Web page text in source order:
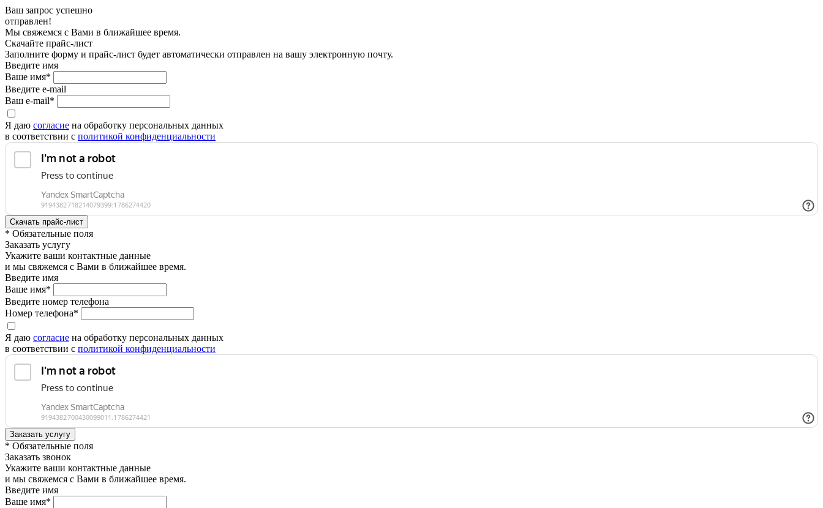
Ваш запрос успешно
отправлен!
Мы свяжемся с Вами в ближайшее время.
Скачайте прайс-лист
Заполните форму и прайс-лист будет автоматически отправлен на вашу электронную почту.
Введите имя
Ваше имя*
Введите e-mail
Ваш e-mail*
Я даю согласие на обработку персональных данных
в соответствии с политикой конфиденциальности
* Обязательные поля
Заказать услугу
Укажите ваши контактные данные
и мы свяжемся с Вами в ближайшее время.
Введите имя
Ваше имя*
Введите номер телефона
Номер телефона*
Я даю согласие на обработку персональных данных
в соответствии с политикой конфиденциальности
* Обязательные поля
Заказать звонок
Укажите ваши контактные данные
и мы свяжемся с Вами в ближайшее время.
Введите имя
Ваше имя*